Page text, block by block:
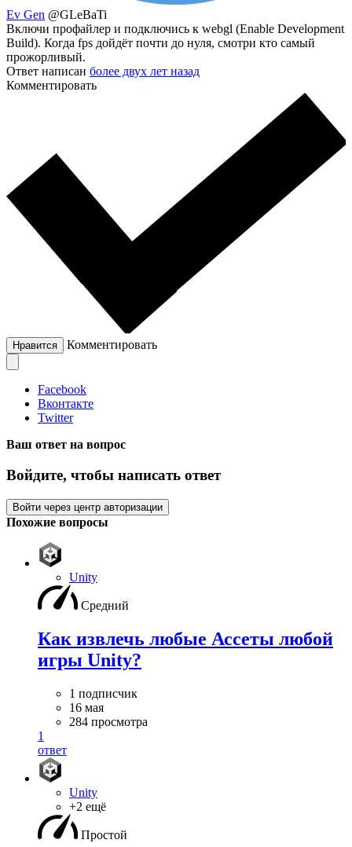
Ev Gen @GLeBaTi
Включи профайлер и подключись к webgl (Enable Development
Build). Когда fps дойдёт почти до нуля, смотри кто самый
прожорливый.
Ответ написан более двух лет назад
Комментировать
Нравится Комментировать
Facebook
Вконтакте
Twitter
Ваш ответ на вопрос
Войдите, чтобы написать ответ
Войти через центр авторизации
Похожие вопросы
Unity
Средний
Как извлечь любые Ассеты любой
игры Unity?
1 подписчик
16 мая
284 просмотра
1
ответ
Unity
+2 ещё
Простой